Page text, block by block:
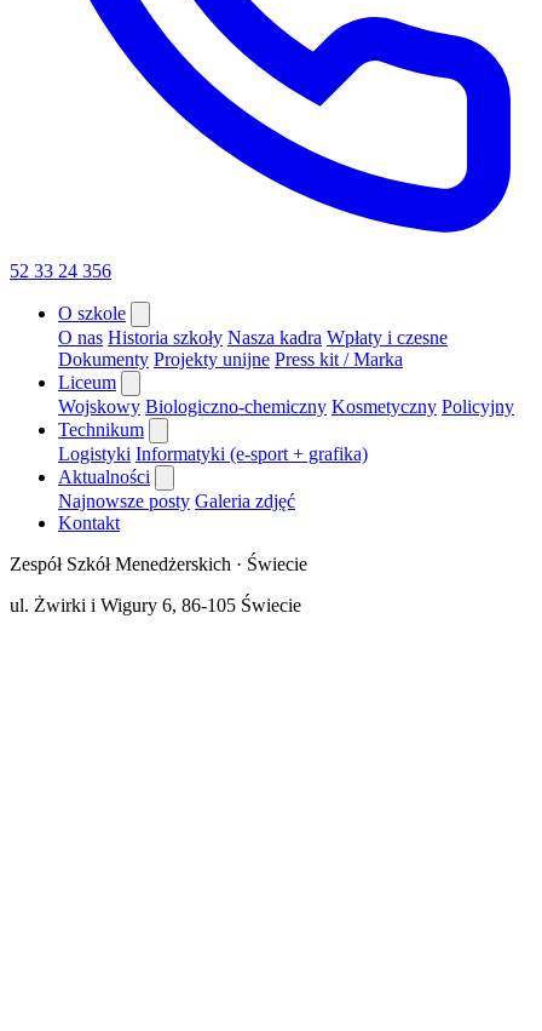
52 33 24 356
O szkole
O nas Historia szkoły Nasza kadra Wpłaty i czesne
Dokumenty Projekty unijne Press kit / Marka
Liceum
Wojskowy Biologiczno-chemiczny Kosmetyczny Policyjny
Technikum
Logistyki Informatyki (e-sport + grafika)
Aktualności
Najnowsze posty Galeria zdjęć
Kontakt
Zespół Szkół Menedżerskich · Świecie
ul. Żwirki i Wigury 6, 86-105 Świecie